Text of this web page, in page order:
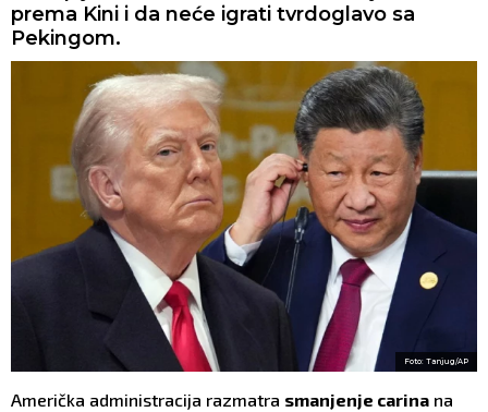
prema Kini i da neće igrati tvrdoglavo sa
Pekingom.
Foto: Tanjug/AP
Američka administracija razmatra smanjenje carina na